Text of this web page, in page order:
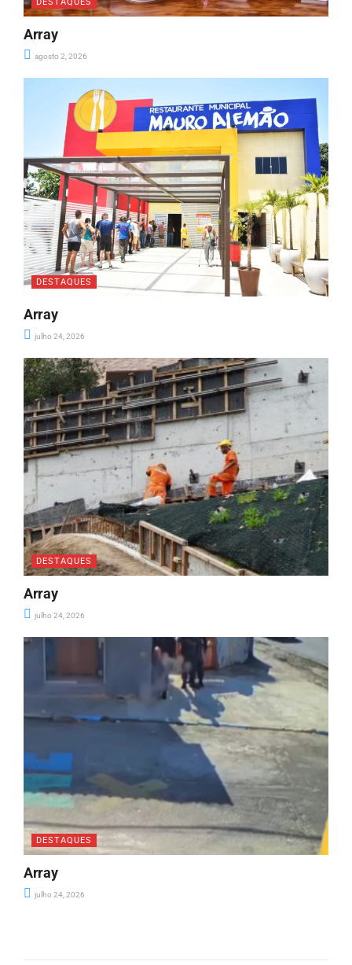
Array
agosto 2, 2026
DESTAQUES
Array
julho 24, 2026
DESTAQUES
Array
julho 24, 2026
DESTAQUES
Array
julho 24, 2026